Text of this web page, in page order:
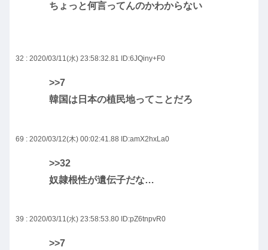
ちょっと何言ってんのかわからない
32 : 2020/03/11(水) 23:58:32.81 ID:6JQiny+F0
>>7
韓国は日本の植民地ってことだろ
69 : 2020/03/12(木) 00:02:41.88 ID:amX2hxLa0
>>32
奴隷根性が遺伝子だな…
39 : 2020/03/11(水) 23:58:53.80 ID:pZ6tnpvR0
>>7